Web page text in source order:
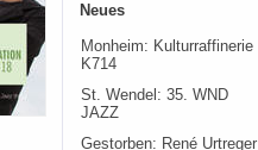
Neues
Monheim: Kulturraffinerie
K714
St. Wendel: 35. WND
JAZZ
Gestorben: René Urtreger